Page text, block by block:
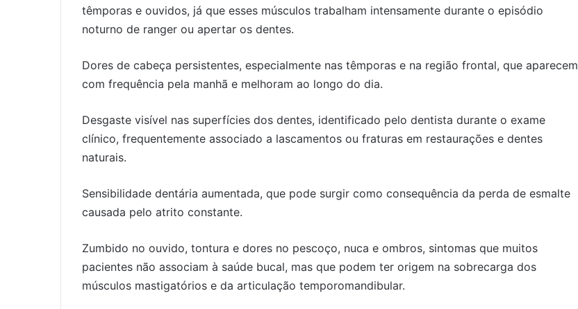
têmporas e ouvidos, já que esses músculos trabalham intensamente durante o episódio
noturno de ranger ou apertar os dentes.
Dores de cabeça persistentes, especialmente nas têmporas e na região frontal, que aparecem
com frequência pela manhã e melhoram ao longo do dia.
Desgaste visível nas superfícies dos dentes, identificado pelo dentista durante o exame
clínico, frequentemente associado a lascamentos ou fraturas em restaurações e dentes
naturais.
Sensibilidade dentária aumentada, que pode surgir como consequência da perda de esmalte
causada pelo atrito constante.
Zumbido no ouvido, tontura e dores no pescoço, nuca e ombros, sintomas que muitos
pacientes não associam à saúde bucal, mas que podem ter origem na sobrecarga dos
músculos mastigatórios e da articulação temporomandibular.